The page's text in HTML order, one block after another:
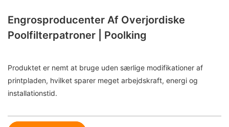
Engrosproducenter Af Overjordiske
Poolfilterpatroner | Poolking
Produktet er nemt at bruge uden særlige modifikationer af
printpladen, hvilket sparer meget arbejdskraft, energi og
installationstid.